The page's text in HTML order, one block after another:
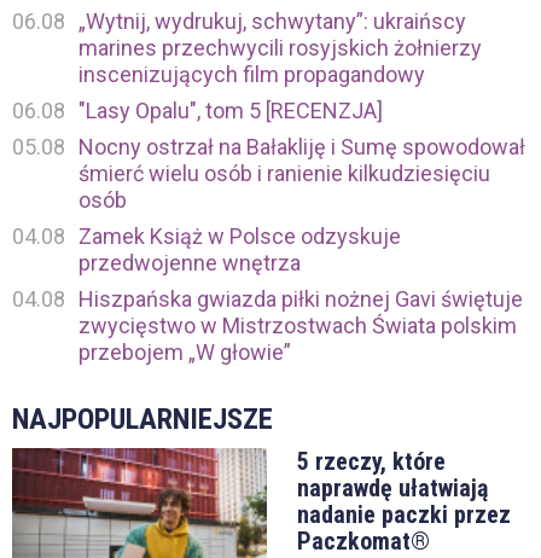
06.08
„Wytnij, wydrukuj, schwytany”: ukraińscy
marines przechwycili rosyjskich żołnierzy
inscenizujących film propagandowy
06.08
"Lasy Opalu", tom 5 [RECENZJA]
05.08
Nocny ostrzał na Bałakliję i Sumę spowodował
śmierć wielu osób i ranienie kilkudziesięciu
osób
04.08
Zamek Książ w Polsce odzyskuje
przedwojenne wnętrza
04.08
Hiszpańska gwiazda piłki nożnej Gavi świętuje
zwycięstwo w Mistrzostwach Świata polskim
przebojem „W głowie”
NAJPOPULARNIEJSZE
5 rzeczy, które
naprawdę ułatwiają
nadanie paczki przez
Paczkomat®